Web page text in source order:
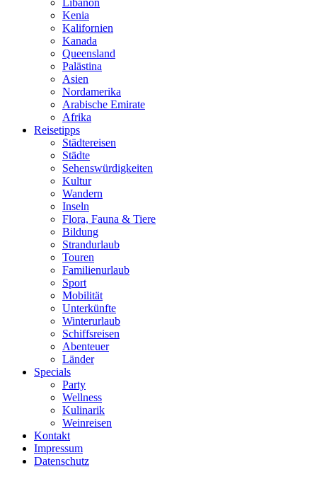
Libanon
Kenia
Kalifornien
Kanada
Queensland
Palästina
Asien
Nordamerika
Arabische Emirate
Afrika
Reisetipps
Städtereisen
Städte
Sehenswürdigkeiten
Kultur
Wandern
Inseln
Flora, Fauna & Tiere
Bildung
Strandurlaub
Touren
Familienurlaub
Sport
Mobilität
Unterkünfte
Winterurlaub
Schiffsreisen
Abenteuer
Länder
Specials
Party
Wellness
Kulinarik
Weinreisen
Kontakt
Impressum
Datenschutz